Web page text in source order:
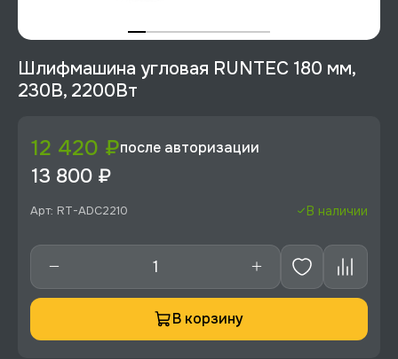
Шлифмашина угловая RUNTEC 180 мм,
230В, 2200Вт
12 420 ₽после авторизации
13 800 ₽
Арт: RT-ADC2210 В наличии
В корзину